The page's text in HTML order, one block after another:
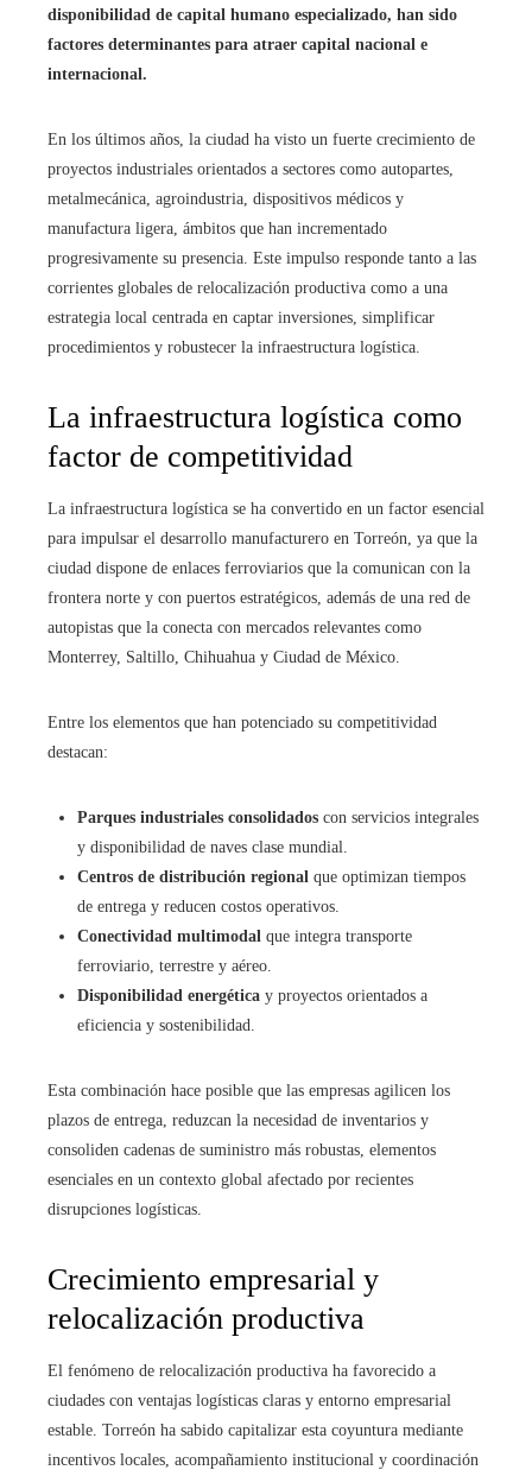
disponibilidad de capital humano especializado, han sido
factores determinantes para atraer capital nacional e
internacional.
En los últimos años, la ciudad ha visto un fuerte crecimiento de
proyectos industriales orientados a sectores como autopartes,
metalmecánica, agroindustria, dispositivos médicos y
manufactura ligera, ámbitos que han incrementado
progresivamente su presencia. Este impulso responde tanto a las
corrientes globales de relocalización productiva como a una
estrategia local centrada en captar inversiones, simplificar
procedimientos y robustecer la infraestructura logística.
La infraestructura logística como
factor de competitividad
La infraestructura logística se ha convertido en un factor esencial
para impulsar el desarrollo manufacturero en Torreón, ya que la
ciudad dispone de enlaces ferroviarios que la comunican con la
frontera norte y con puertos estratégicos, además de una red de
autopistas que la conecta con mercados relevantes como
Monterrey, Saltillo, Chihuahua y Ciudad de México.
Entre los elementos que han potenciado su competitividad
destacan:
Parques industriales consolidados con servicios integrales
y disponibilidad de naves clase mundial.
Centros de distribución regional que optimizan tiempos
de entrega y reducen costos operativos.
Conectividad multimodal que integra transporte
ferroviario, terrestre y aéreo.
Disponibilidad energética y proyectos orientados a
eficiencia y sostenibilidad.
Esta combinación hace posible que las empresas agilicen los
plazos de entrega, reduzcan la necesidad de inventarios y
consoliden cadenas de suministro más robustas, elementos
esenciales en un contexto global afectado por recientes
disrupciones logísticas.
Crecimiento empresarial y
relocalización productiva
El fenómeno de relocalización productiva ha favorecido a
ciudades con ventajas logísticas claras y entorno empresarial
estable. Torreón ha sabido capitalizar esta coyuntura mediante
incentivos locales, acompañamiento institucional y coordinación